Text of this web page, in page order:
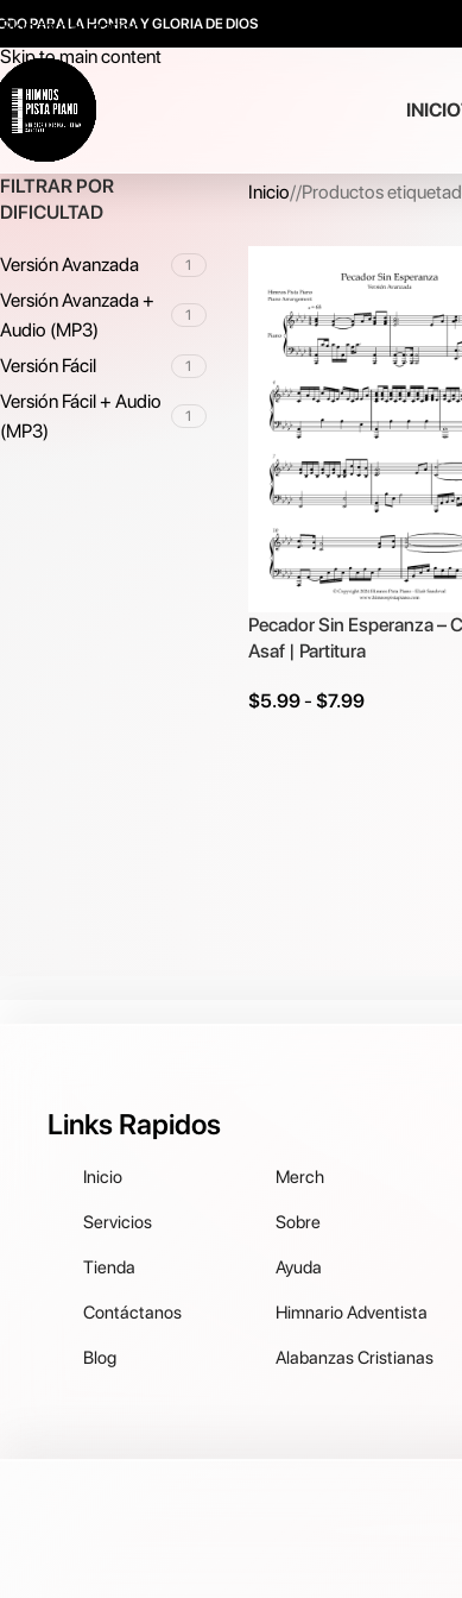
Skip to navigation
Skip to main content
PARA LA HONRA Y GLORIA DE DIOS
INICIO
FILTRAR POR
DIFICULTAD
Versión Avanzada 1
Versión Avanzada +
Audio (MP3)
1
Versión Fácil 1
Versión Fácil + Audio
(MP3)
1
Inicio/ Productos
Pecador Sin Esperanza –
Asaf | Partitura
$5.99- $7.99
Links Rapidos
Inicio
Servicios
Tienda
Contáctanos
Blog
Merch
Sobre
Ayuda
Himnario Adventista
Alabanzas Cristianas